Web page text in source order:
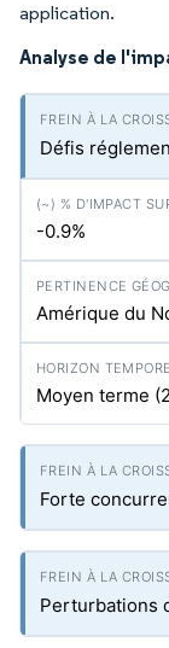
application.
Analyse de
Défis
-0.9%
Amérique du
Moyen terme
Forte
Perturbations